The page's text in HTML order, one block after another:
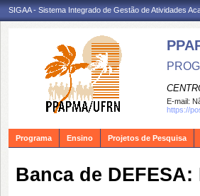
SIGAA - Sistema Integrado de Gestão de Atividades
E-mail:
https://
Programa Ensino Projetos de Pesquisa
Banca de DEFESA: